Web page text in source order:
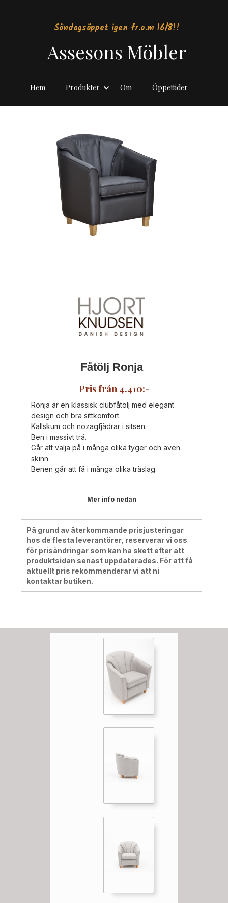
Söndagsöppet igen fr.o.m 16/8!!
Assesons Möbler
Hem Produkter Om Öppettider
Fåtölj Ronja
Pris från 4.410:-
Ronja är en klassisk clubfåtölj med elegant
design och bra sittkomfort.
Kallskum och nozagfjädrar i sitsen.
Ben i massivt trä.
Går att välja på i många olika tyger och även
skinn.
Benen går att få i många olika träslag.
Mer info nedan
På grund av återkommande prisjusteringar
hos de flesta leverantörer, reserverar vi oss
för prisändringar som kan ha skett efter att
produktsidan senast uppdaterades. För att få
aktuellt pris rekommenderar vi att ni
kontaktar butiken.